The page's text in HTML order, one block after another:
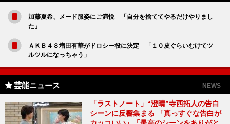
加藤夏希、メード服姿にご満悦 「自分を捨ててやるだけやりまし
た」
ＡＫＢ４８増田有華がドロシー役に決定 「１０皮ぐらいむけてツ
ルツルになっちゃう」
芸能ニュース NEWS
「ラストノート」“澄晴”寺西拓人の告白
シーンに反響集まる 「真っすぐな告白が